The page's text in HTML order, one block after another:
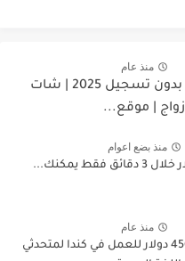
منذ عام
تعارف وزواج بدون تسجيل 2025 | شات
زواج | موقع...
منذ بضع اعوام
منذ عام
وظيفة براتب 4500 دولار للعمل في كندا لمتحدثي